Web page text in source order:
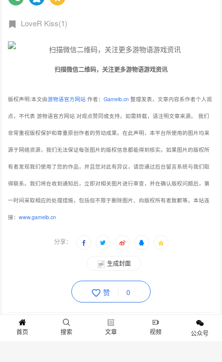
LoveR Kiss(1)
扫描微信二维码，关注更多游物语游戏资讯
版权声明:本文由游物语官方网站 作者：Gameib.cn 整理发表，文章内容系作者个人观
点，不代表 游物语官方网站 对观点赞同或支持。如需转载，请注明文章来源。 我们
非常重视版权保护和尊重原创作者的劳动成果。在此声明，本平台所使用的图片均来
源于网络资源，我们无法保证每张图片的版权信息都能得到核实。如果图片的版权所
有者发现我们使用了您的作品，并且您对此有异议，请您通过后台留言系统与我们取
得联系。我们将在收到通知后，立即对相关图片进行审查，并在确认版权问题后，第
一时间采取相应的处理措施，包括但不限于删除图片、向版权所有者致歉等。本站连
接：www.gameib.cn
分享：
生成封面
赞 0
上一篇：《侏罗纪世界：进化3》新预告片 洛基角龙生态介绍
首页 搜索 文章 视频 公众号